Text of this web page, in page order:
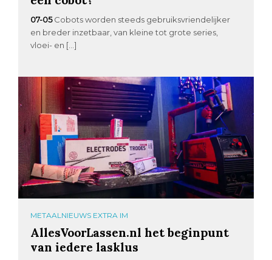
07-05 Cobots worden steeds gebruiksvriendelijker
en breder inzetbaar, van kleine tot grote series,
vloei- en […]
METAALNIEUWS EXTRA IM
AllesVoorLassen.nl het beginpunt
van iedere lasklus